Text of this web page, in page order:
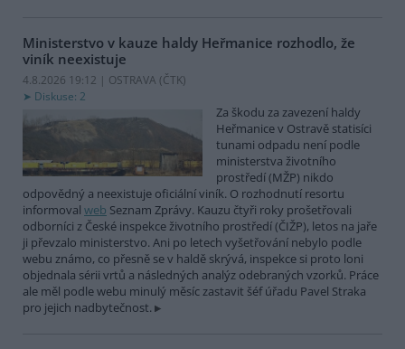
Ministerstvo v kauze haldy Heřmanice rozhodlo, že
viník neexistuje
4.8.2026 19:12 | OSTRAVA (ČTK)
Diskuse: 2
Za škodu za zavezení haldy
Heřmanice v Ostravě statisíci
tunami odpadu není podle
ministerstva životního
prostředí (MŽP) nikdo
odpovědný a neexistuje oficiální viník. O rozhodnutí resortu
informoval web Seznam Zprávy. Kauzu čtyři roky prošetřovali
odborníci z České inspekce životního prostředí (ČIŽP), letos na jaře
ji převzalo ministerstvo. Ani po letech vyšetřování nebylo podle
webu známo, co přesně se v haldě skrývá, inspekce si proto loni
objednala sérii vrtů a následných analýz odebraných vzorků. Práce
ale měl podle webu minulý měsíc zastavit šéf úřadu Pavel Straka
pro jejich nadbytečnost.